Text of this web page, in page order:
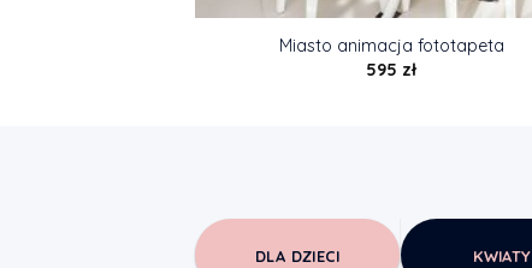
Miasto animacja fototapeta
595 zł
DLA DZIECI KWIATY